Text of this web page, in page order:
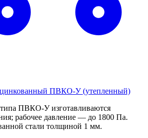
ПВКО-У (утепленный)
ПВКО-У изготавливаются
рабочее давление — до 1800 Па.
стали толщиной 1 мм.